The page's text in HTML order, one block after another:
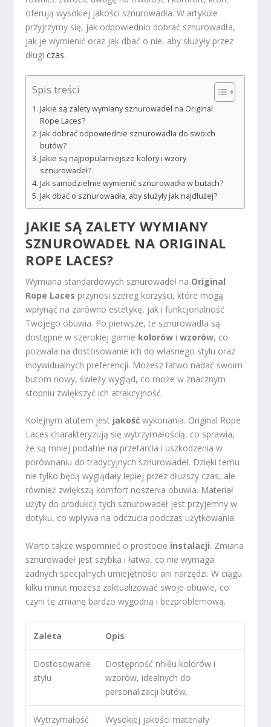
oferują wysokiej jakości sznurowadła. W artykule
przyjrzymy się, jak odpowiednio dobrać sznurowadła,
jak je wymienić oraz jak dbać o nie, aby służyły przez
długiczas.
Spis treści
Jakie są zalety wymiany sznurowadeł na Original
Rope Laces?
Jak dobrać odpowiednie sznurowadła do swoich
butów?
Jakie są najpopularniejsze kolory i wzory
sznurowadeł?
Jak samodzielnie wymienić sznurowadła w butach?
Jak dbać o sznurowadła, aby służyły jak najdłużej?
JAKIE SĄ ZALETY WYMIANY
SZNUROWADEŁ NA ORIGINAL
ROPE LACES?
Wymiana standardowych sznurowadeł na Original
Rope Laces przynosi szereg korzyści, które mogą
wpłynąć na zarówno estetykę, jak i funkcjonalność
Twojego obuwia. Po pierwsze, te sznurowadła są
dostępne w szerokiej gamie kolorów iwzorów, co
pozwala na dostosowanie ich do własnego stylu oraz
indywidualnych preferencji. Możesz łatwo nadać swoim
butom nowy, świeży wygląd, co może w znacznym
stopniu zwiększyć ich atrakcyjność.
Kolejnym atutem jest jakość wykonania. Original Rope
Laces charakteryzują się wytrzymałością, co sprawia,
że są mniej podatne na przetarcia i uszkodzenia w
porównaniu do tradycyjnych sznurowadeł. Dzięki temu
nie tylko będą wyglądały lepiej przez dłuższy czas, ale
również zwiększą komfort noszenia obuwia. Materiał
użyty do produkcji tych sznurowadeł jest przyjemny w
dotyku, co wpływa na odczucia podczas użytkowania.
Warto także wspomnieć o prostocie instalacji. Zmiana
sznurowadeł jest szybka i łatwa, co nie wymaga
żadnych specjalnych umiejętności ani narzędzi. W ciągu
kilku minut możesz zaktualizować swoje obuwie, co
czyni tę zmianę bardzo wygodną i bezproblemową.
Zaleta Opis
Dostosowanie
stylu
Dostępność nhiều kolorów i
wzorów, idealnych do
personalizacji butów.
Wytrzymałość
Wysokiej jakości materiały